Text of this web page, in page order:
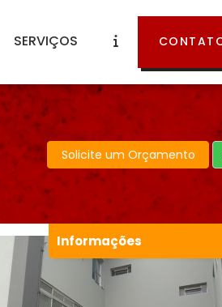
SERVIÇOS
Solicite um Orçamento
Informações